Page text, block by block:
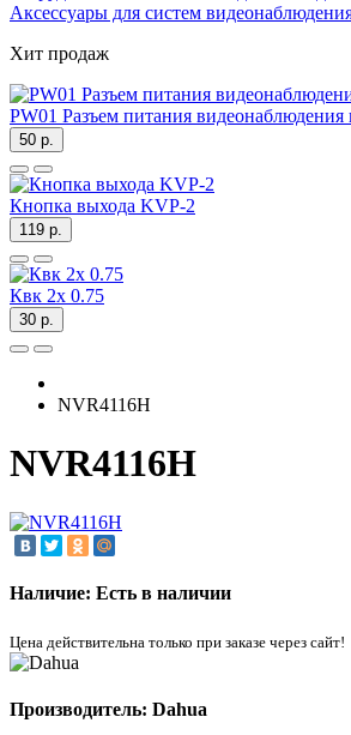
Аксессуары для систем
Хит продаж
PW01 Разъем питания видеонаблюдения
50 р.
Кнопка выхода KVP-2
119 р.
Квк 2х 0.75
30 р.
NVR4116H
NVR4116H
Наличие: Есть в наличии
Цена действительна только при заказе через сайт!
Производитель: Dahua